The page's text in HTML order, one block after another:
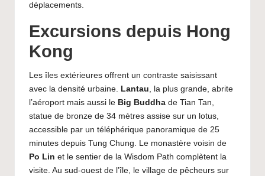
déplacements.
Excursions depuis Hong
Kong
Les îles extérieures offrent un contraste saisissant
avec la densité urbaine. Lantau, la plus grande, abrite
l’aéroport mais aussi le Big Buddha de Tian Tan,
statue de bronze de 34 mètres assise sur un lotus,
accessible par un téléphérique panoramique de 25
minutes depuis Tung Chung. Le monastère voisin de
Po Lin et le sentier de la Wisdom Path complètent la
visite. Au sud-ouest de l’île, le village de pêcheurs sur